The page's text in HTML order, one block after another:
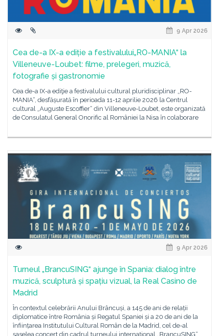
9 Apr 2026
Cea de-a IX-a ediție a festivalului„RO-MANIA“ la
Villeneuve-Loubet: filme, prelegeri, muzică,
fotografie și gastronomie
Cea de-a IX-a ediţie a festivalului cultural pluridisciplinar „RO-
MANIA“, desfășurată în perioada 11-12 aprilie 2026 la Centrul
cultural „Auguste Escoffier“ din Villeneuve-Loubet, este organizată
de Consulatul General Onorific al României la Nisa în colaborare
9 Apr 2026
Turneul „BrancuSING“ ajunge în Spania: dialog între
muzică, sculptură și spațiu vizual, la Real Casino de
Madrid
În contextul celebrării Anului Brâncuși, a 145 de ani de relații
diplomatice între România și Regatul Spaniei și a 20 de ani de la
înființarea Institutului Cultural Român de la Madrid, cel de-al
șaselea concert din cadrul turneului internațional „BrancuSING“